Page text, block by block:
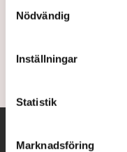
Nödvändig
Inställningar
Statistik
Marknadsföring
Lennart Weiss,
3 years ago | Av: Henrik